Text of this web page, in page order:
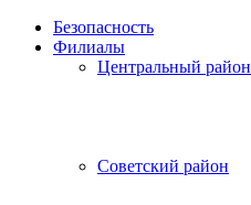
Безопасность
Филиалы
Центральный район
Советский район